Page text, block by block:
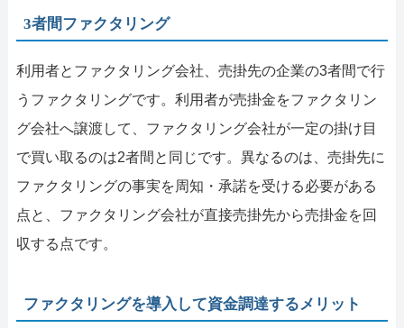
3者間ファクタリング
利用者とファクタリング会社、売掛先の企業の3者間で行
うファクタリングです。利用者が売掛金をファクタリン
グ会社へ譲渡して、ファクタリング会社が一定の掛け目
で買い取るのは2者間と同じです。異なるのは、売掛先に
ファクタリングの事実を周知・承諾を受ける必要がある
点と、ファクタリング会社が直接売掛先から売掛金を回
収する点です。
ファクタリングを導入して資金調達するメリット